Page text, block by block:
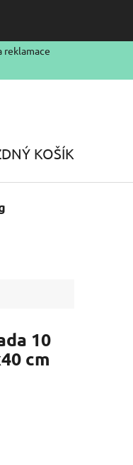
reklamace
KOŠÍK
10
cm